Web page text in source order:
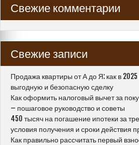
Свежие комментарии
Свежие записи
Продажа квартиры от А до Я: как в
выгодную и безопасную сделку
Как оформить налоговый вычет за
– пошаговое руководство и советы
450 тысяч на погашение ипотеки за
условия получения и сроки действия
Как правильно рассчитать первый